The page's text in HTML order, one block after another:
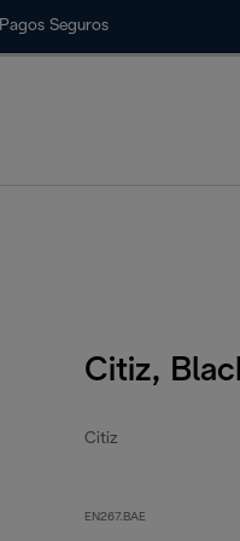
Pagos Seguros
Citiz,
Citiz
EN267.BAE